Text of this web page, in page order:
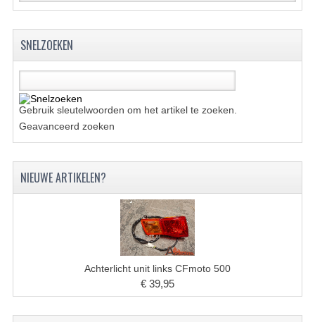
GEREEDSCHAP
BASHAN 300S-18
BASHAN 300S-A
BASHAN 400S
ONDERHOUD PRODUCTEN BASHAN QUAD
ONDERHOUDS PRODUCTEN
SHINERAY 200STIIE-B
SHINERAY 250 STXE
ACCESSOIRES
SNELZOEKEN
Gebruik sleutelwoorden om het artikel te zoeken.
Geavanceerd zoeken
NIEUWE ARTIKELEN?
Achterlicht unit links CFmoto 500
€ 39,95